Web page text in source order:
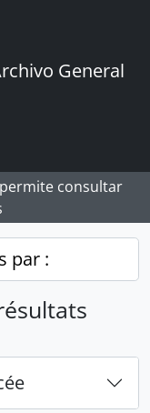
General
consultar
par :